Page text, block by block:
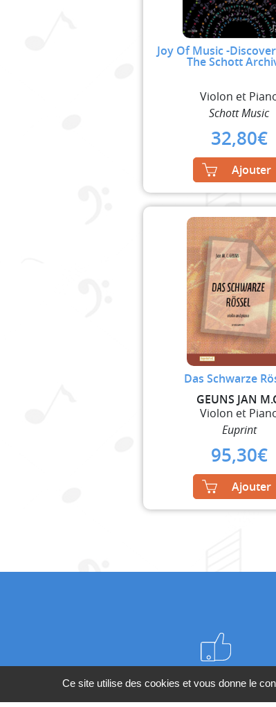
Joy Of Music -
The Schott
Violon et
Schott Music
32,80€
Ajouter
Das Schwarze
GEUNS JAN
Violon et
Euprint
95,30€
Ajouter
Meilleurs prix du web
Ce site utilise des cookies et vous donne le